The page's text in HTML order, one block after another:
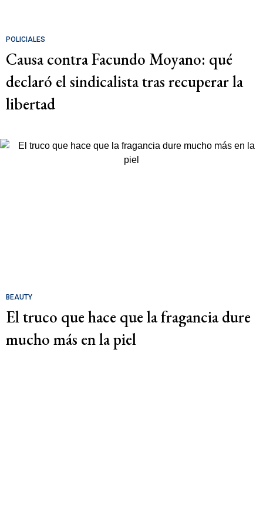
POLICIALES
Causa contra Facundo Moyano: qué
declaró el sindicalista tras recuperar la
libertad
BEAUTY
El truco que hace que la fragancia dure
mucho más en la piel